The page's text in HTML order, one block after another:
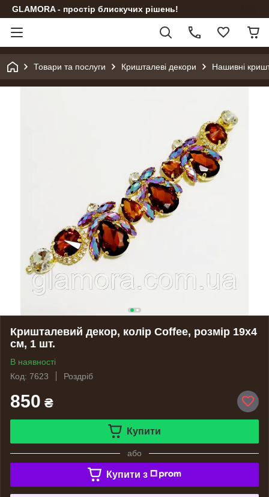
GLAMORA - простір блискучих рішень!
Товари та послуги Кришталеві декори Нашивні
Кришталевий декор, колір Coffee, розмір 19х4
см, 1 шт.
В наявності
Код: 7623
Роздріб
850 ₴
Купити
або
Купити з